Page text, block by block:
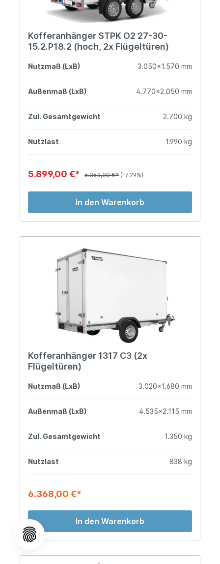
Kofferanhänger STPK O2 27-30-
15.2.P18.2 (hoch, 2x Flügeltüren)
Nutzmaß (LxB) 3.050x1.570 mm
Außenmaß (LxB) 4.770x2.050 mm
Zul. Gesamtgewicht 2.700 kg
Nutzlast 1.990 kg
5.899,00 €* 6.363,00 €* (-7.29%)
In den Warenkorb
Kofferanhänger 1317 C3 (2x
Flügeltüren)
Nutzmaß (LxB) 3.020x1.680 mm
Außenmaß (LxB) 4.535x2.115 mm
Zul. Gesamtgewicht 1.350 kg
Nutzlast 838 kg
6.368,00 €*
In den Warenkorb